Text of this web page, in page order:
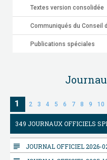
Textes version consolidée
Communiqués du Conseil
Publications spéciales
1 2 3 4 5 6 7 8 9 10
349 JOURNAUX OFFICIELS
subject JOURNAL OFFICIEL 2026-